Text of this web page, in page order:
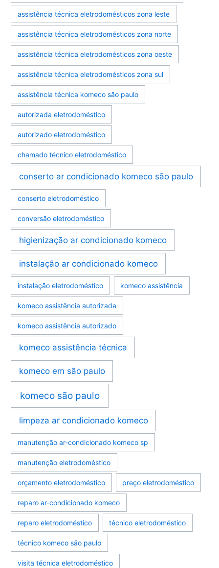
assistência técnica eletrodomésticos zona leste
assistência técnica eletrodomésticos zona norte
assistência técnica eletrodomésticos zona oeste
assistência técnica eletrodomésticos zona sul
assistência técnica komeco são paulo
autorizada eletrodoméstico
autorizado eletrodoméstico
chamado técnico eletrodoméstico
conserto ar condicionado komeco são paulo
conserto eletrodoméstico
conversão eletrodoméstico
higienização ar condicionado komeco
instalação ar condicionado komeco
instalação eletrodoméstico komeco assistência
komeco assistência autorizada
komeco assistência autorizado
komeco assistência técnica
komeco em são paulo
komeco são paulo
limpeza ar condicionado komeco
manutenção ar-condicionado komeco sp
manutenção eletrodoméstico
orçamento eletrodoméstico preço eletrodoméstico
reparo ar-condicionado komeco
reparo eletrodoméstico técnico eletrodoméstico
técnico komeco são paulo
visita técnica eletrodoméstico